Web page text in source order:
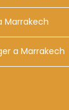
Marrakech
a Marrakech